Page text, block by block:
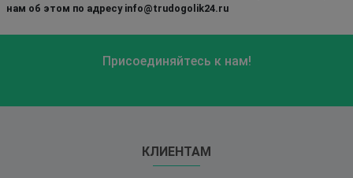
нам об этом по адресу info@trudogolik24.ru
Присоединяйтесь к нам!
КЛИЕНТАМ